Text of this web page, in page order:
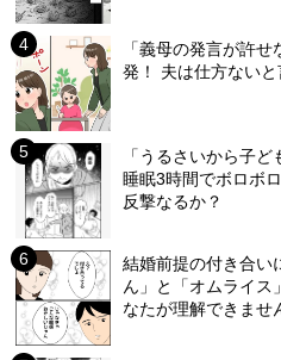
「義母の発言が許
発！ 夫は仕方ない
「うるさいから子
睡眠3時間でボロボ
反撃なるか？
結婚前提の付き合
ん」と「オムライス
なたが理解できませ